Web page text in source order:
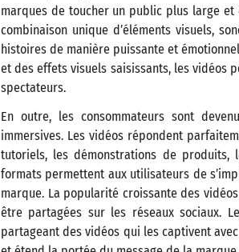
marques de toucher un public plus large
combinaison unique d’éléments visuels,
histoires de manière puissante et
et des effets visuels saisissants, les vidéos
spectateurs.
En outre, les consommateurs sont
immersives. Les vidéos répondent
tutoriels, les démonstrations de produits,
formats permettent aux utilisateurs de
marque. La popularité croissante des
être partagées sur les réseaux sociaux.
partageant des vidéos qui les captivent